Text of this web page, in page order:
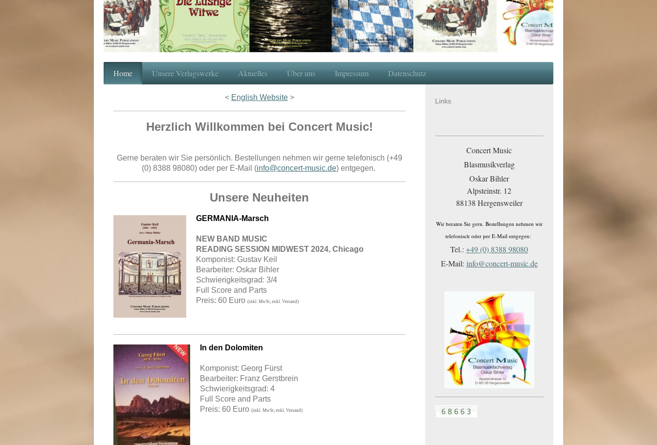
Home Unsere Verlagswerke Aktuelles Über uns Impressum Datenschutz
< English Website>
Herzlich Willkommen bei Concert Music!
Gerne beraten wir Sie persönlich. Bestellungen nehmen wir gerne telefonisch (+49
(0) 8388 98080) oder per E-Mail (info@concert-music.de) entgegen.
Unsere Neuheiten
GERMANIA-Marsch
NEW BAND MUSIC
READING SESSION MIDWEST 2024, Chicago
Komponist: Gustav Keil
Bearbeiter: Oskar Bihler
Schwierigkeitsgrad: 3/4
Full Score and Parts
Preis: 60 Euro (inkl. MwSt, exkl. Versand)
In den Dolomiten
Komponist: Georg Fürst
Bearbeiter: Franz Gerstbrein
Schwierigkeitsgrad: 4
Full Score and Parts
Preis: 60 Euro (inkl. MwSt, exkl. Versand)
Links
Concert Music
Blasmusikverlag
Oskar Bihler
Alpsteinstr. 12
88138 Hergensweiler
Wir beraten Sie gern. Bestellungen nehmen wir
telefonisch oder per E-Mail entgegen:
Tel.: +49 (0) 8388 98080
E-Mail: info@concert-music.de